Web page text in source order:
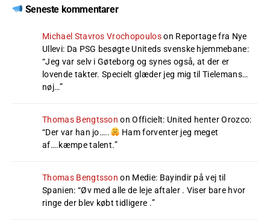
Seneste kommentarer
Michael Stavros Vrochopouloson Reportage fra Nye
Ullevi: Da PSG besøgte Uniteds svenske hjemmebane:
“Jeg var selv i Gøteborg og synes også, at der er
lovende takter. Specielt glæder jeg mig til Tielemans…
nøj…”
Thomas Bengtsson onOfficielt: United henter Orozco:
“Der var han jo…..
Ham forventer jeg meget
af….kæmpe talent.”
Thomas Bengtsson on Medie: Bayindir på vej til
Spanien: “Øv med alle de leje aftaler . Viser bare hvor
ringe der blev købt tidligere .”